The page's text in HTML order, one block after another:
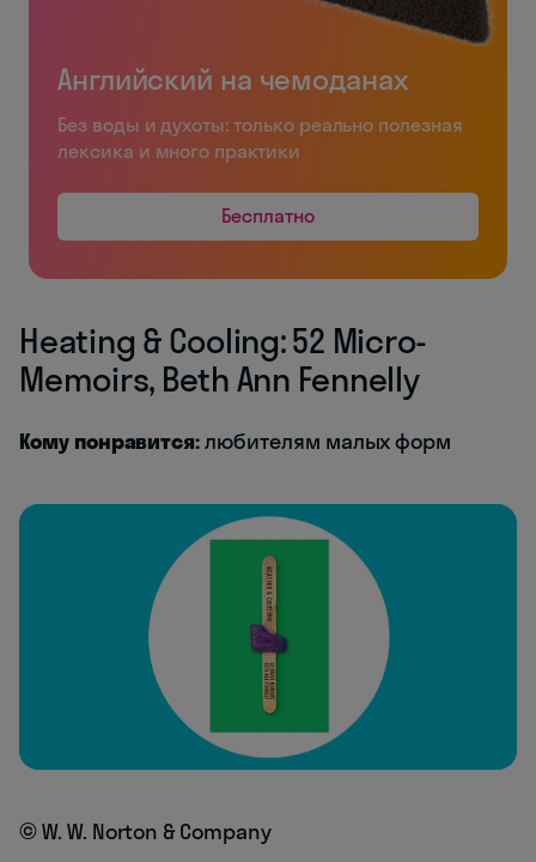
Английский на чемоданах
Без воды и духоты: только реально полезная
лексика и много практики
Бесплатно
Heating & Cooling: 52 Micro-
Memoirs, Beth Ann Fennelly
Кому понравится:любителям малых форм
© W. W. Norton & Company